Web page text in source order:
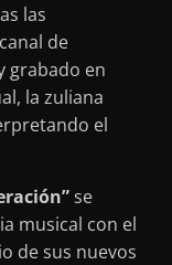
las
de
grabado en
la zuliana
el
se
musical con el
de sus nuevos